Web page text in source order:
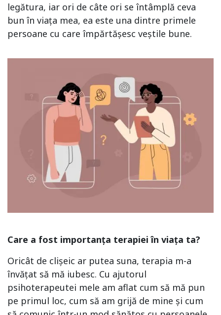
legătura, iar ori de câte ori se întâmplă ceva
bun în viața mea, ea este una dintre primele
persoane cu care împărtășesc veștile bune.
Care a fost importanța terapiei în viața ta?
Oricât de clișeic ar putea suna, terapia m-a
învățat să mă iubesc. Cu ajutorul
psihoterapeutei mele am aflat cum să mă pun
pe primul loc, cum să am grijă de mine și cum